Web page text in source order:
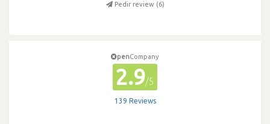
Pedir review (6)
penCompany
2.9/5
139 Reviews